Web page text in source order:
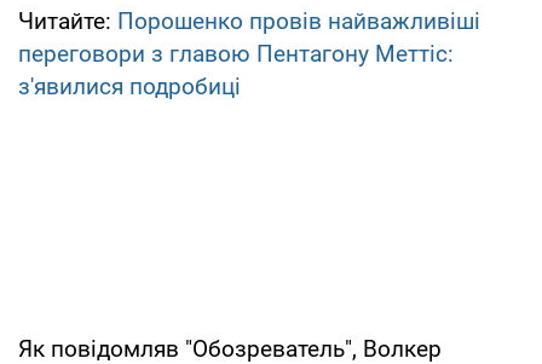
Читайте: Порошенко провів найважливіші
переговори з главою Пентагону Меттіс:
з'явилися подробиці
Як повідомляв "Обозреватель", Волкер